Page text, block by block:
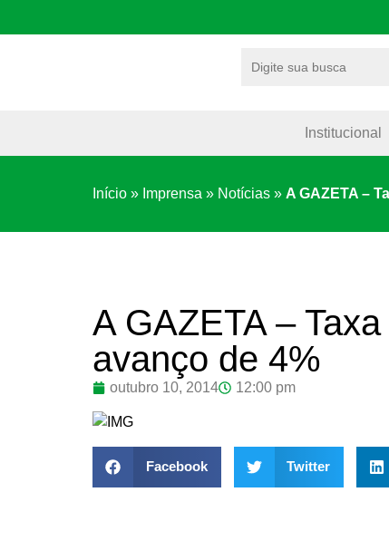
Institucional
Início » Imprensa » Notícias » A GAZETA –
A GAZETA –
avanço de 4%
outubro 10, 2014 12:00 pm
Facebook Twitter